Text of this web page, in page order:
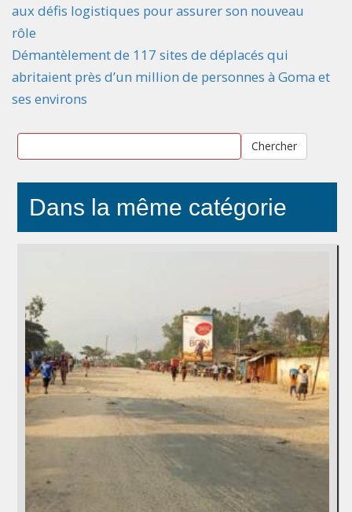
aux défis logistiques pour assurer son nouveau
rôle
Démantèlement de 117 sites de déplacés qui
abritaient près d’un million de personnes à Goma et
ses environs
Chercher
Dans la même catégorie